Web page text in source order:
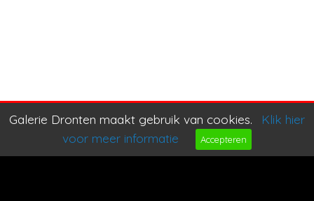
Galerie Dronten maakt gebruik van cookies.
Klik hier
voor meer informatie
Accepteren